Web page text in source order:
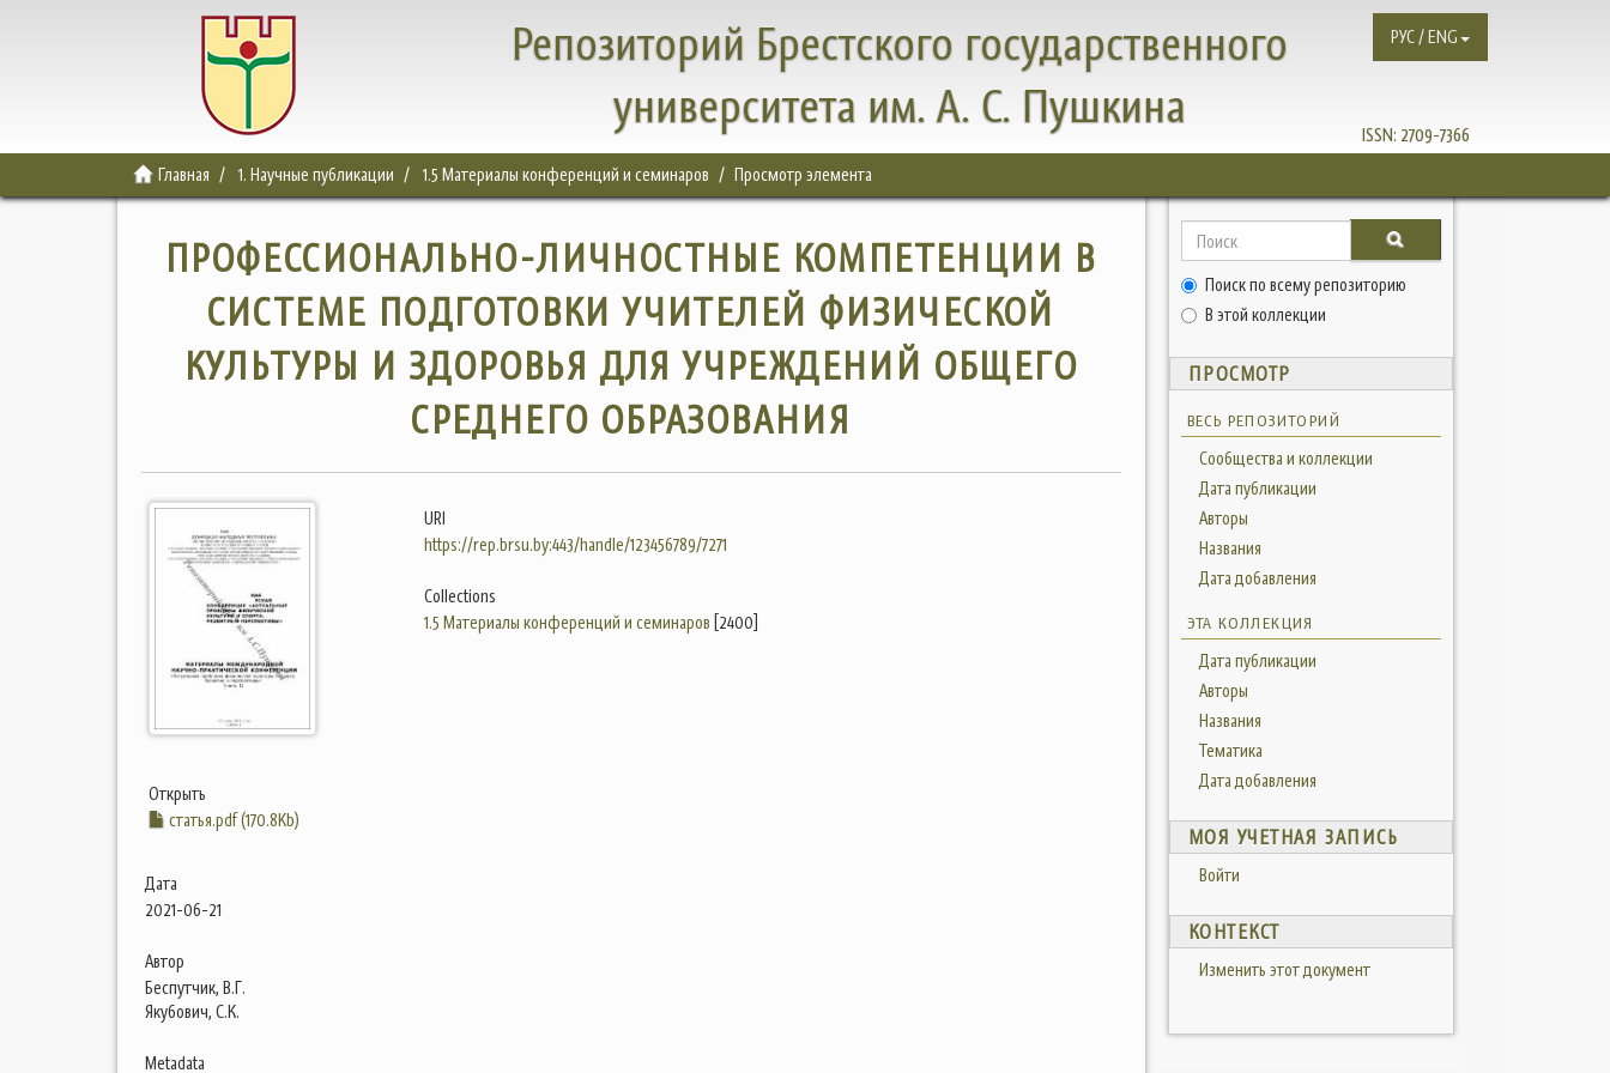
Репозиторий Брестского государственного
университета им. А. С. Пушкина
ISSN: 2709-7366
РУС / ENG
Главная 1. Научные публикации 1.5 Материалы конференций и семинаров Просмотр элемента
ПРОФЕССИОНАЛЬНО-ЛИЧНОСТНЫЕ КОМПЕТЕНЦИИ В
СИСТЕМЕ ПОДГОТОВКИ УЧИТЕЛЕЙ ФИЗИЧЕСКОЙ
КУЛЬТУРЫ И ЗДОРОВЬЯ ДЛЯ УЧРЕЖДЕНИЙ ОБЩЕГО
СРЕДНЕГО ОБРАЗОВАНИЯ
Открыть
статья.pdf (170.8Kb)
Дата
2021-06-21
Автор
Беспутчик, В.Г.
Якубович, С.К.
Metadata
URI
https://rep.brsu.by:443/handle/123456789/7271
Collections
1.5 Материалы конференций и семинаров [2400]
Поиск по всему репозиторию
В этой коллекции
ПРОСМОТР
ВЕСЬ РЕПОЗИТОРИЙ
Сообщества и коллекции
Дата публикации
Авторы
Названия
Дата добавления
ЭТА КОЛЛЕКЦИЯ
Дата публикации
Авторы
Названия
Тематика
Дата добавления
МОЯ УЧЕТНАЯ ЗАПИСЬ
Войти
КОНТЕКСТ
Изменить этот документ